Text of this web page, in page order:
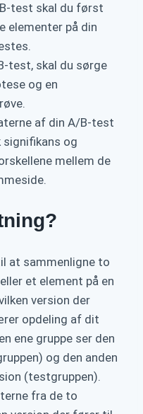
test skal du først
elementer på din
test, skal du sørge
og en
af din A/B-test
og
mellem de
at sammenligne to
et element på en
version der
opdeling af dit
ene gruppe ser den
og den anden
(testgruppen).
fra de to